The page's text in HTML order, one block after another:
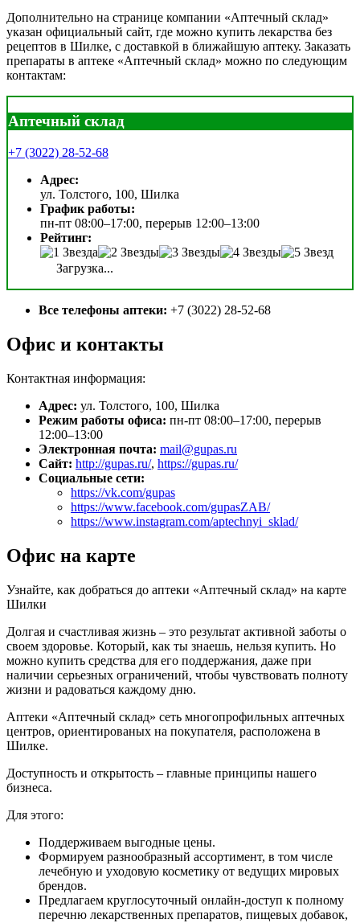
Дополнительно на странице компании «Аптечный склад»
указан официальный сайт, где можно купить лекарства без
рецептов в Шилке, с доставкой в ближайшую аптеку. Заказать
препараты в аптеке «Аптечный склад» можно по следующим
контактам:
Аптечный склад
+7 (3022) 28-52-68
Адрес:
ул. Толстого, 100, Шилка
График работы:
пн-пт 08:00–17:00, перерыв 12:00–13:00
Рейтинг:
Загрузка...
Все телефоны аптеки: +7 (3022) 28-52-68
Офис и контакты
Контактная информация:
Адрес: ул. Толстого, 100, Шилка
Режим работы офиса: пн-пт 08:00–17:00, перерыв
12:00–13:00
Электронная почта: mail@gupas.ru
Сайт: http://gupas.ru/, https://gupas.ru/
Социальные сети:
https://vk.com/gupas
https://www.facebook.com/gupasZAB/
https://www.instagram.com/aptechnyi_sklad/
Офис на карте
Узнайте, как добраться до аптеки «Аптечный склад» на карте
Шилки
Долгая и счастливая жизнь – это результат активной заботы о
своем здоровье. Который, как ты знаешь, нельзя купить. Но
можно купить средства для его поддержания, даже при
наличии серьезных ограничений, чтобы чувствовать полноту
жизни и радоваться каждому дню.
Аптеки «Аптечный склад» сеть многопрофильных аптечных
центров, ориентированых на покупателя, расположена в
Шилке.
Доступность и открытость – главные принципы нашего
бизнеса.
Для этого:
Поддерживаем выгодные цены.
Формируем разнообразный ассортимент, в том числе
лечебную и уходовую косметику от ведущих мировых
брендов.
Предлагаем круглосуточный онлайн-доступ к полному
перечню лекарственных препаратов, пищевых добавок,